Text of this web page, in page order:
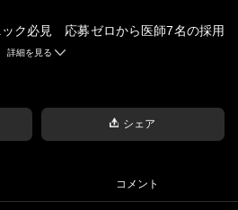
ク必見 応募ゼロから医師7名の採用
難しいのか？
倍と高く、在宅医療の現場では医
り、採用競争は激化。
らないなど採用が停滞しがちです。
詳細を見る
シェア
コメント